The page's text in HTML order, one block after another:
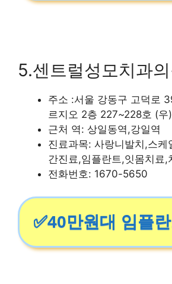
5.센트럴성모치과
주소 :서울 강동구 고덕로
르지오 2층 227~228호 (
근처 역: 상일동역,강일역
진료과목: 사랑니발치,스케
간진료,임플란트,잇몸치료,
전화번호: 1670-5650
✅40만원대 임플